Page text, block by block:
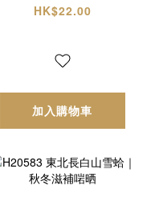
HK$22.00
加入購物車